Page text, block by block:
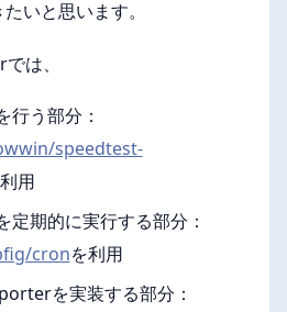
いと思います。
は、
行う部分：
speedtest-
用
定期的に実行する部分：
cronを利用
を実装する部分：